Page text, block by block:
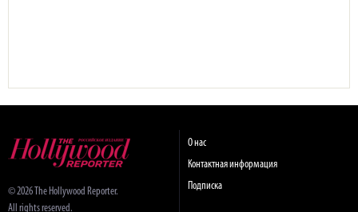
© 2026 The Hollywood Reporter.
All rights reserved.
О нас
Контактная информация
Подписка